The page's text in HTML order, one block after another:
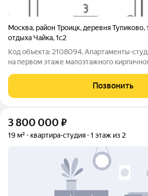
Москва, район Троицк, деревня Тупиково,
отдыха Чайка,1с2
Код объекта: 2108094. Апартаменты-
на первом этаже малоэтажного
Тупиково). Объект полностью готов к
чистовая отделка,
Позвонить
3 800 000 ₽
19 м² квартира-студия 1 этаж из 2